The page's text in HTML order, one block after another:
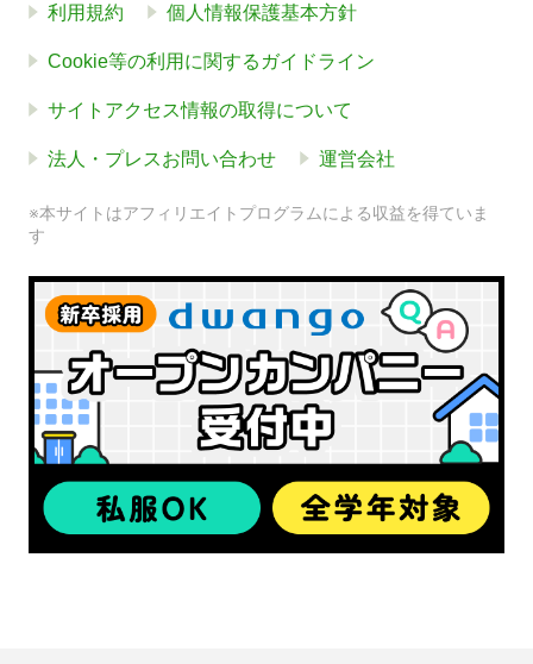
利用規約 個人情報保護基本方針
Cookie等の利用に関するガイドライン
サイトアクセス情報の取得について
法人・プレスお問い合わせ 運営会社
※本サイトはアフィリエイトプログラムによる収益を得ていま
す